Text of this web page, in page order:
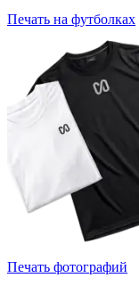
Печать на футболках
Печать фотографий